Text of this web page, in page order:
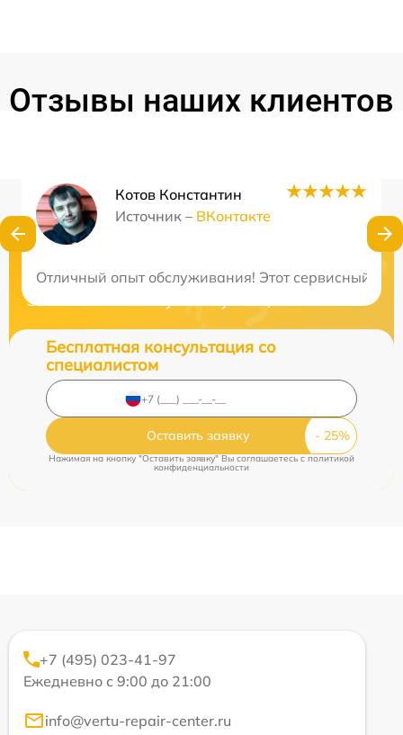
Отзывы наших клиентов
Котов Константин
Источник – ВКонтакте
Отличный опыт обслуживания! Этот сервисный
Нужна консультация?
Закажите бесплатную консультацию
Бесплатная консультация со
специалистом
Оставить заявку
Нажимая на кнопку "Оставить заявку" Вы соглашаетесь cполитикой
конфиденциальности
+7 (495) 023-41-97
Ежедневно с 9:00 до 21:00
info@vertu-repair-center.ru